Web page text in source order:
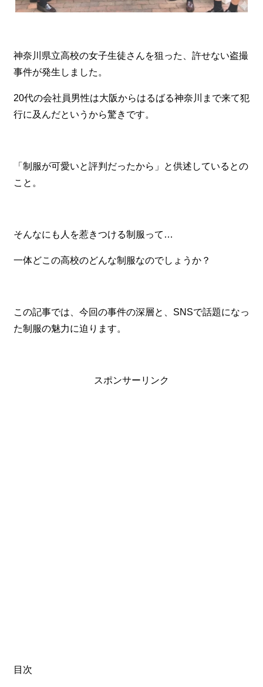
神奈川県立高校の女子生徒さんを狙った、許せない盗撮
事件が発生しました。
20代の会社員男性は大阪からはるばる神奈川まで来て犯
行に及んだというから驚きです。
「制服が可愛いと評判だったから」と供述しているとの
こと。
そんなにも人を惹きつける制服って…
一体どこの高校のどんな制服なのでしょうか？
この記事では、今回の事件の深層と、SNSで話題になっ
た制服の魅力に迫ります。
スポンサーリンク
目次